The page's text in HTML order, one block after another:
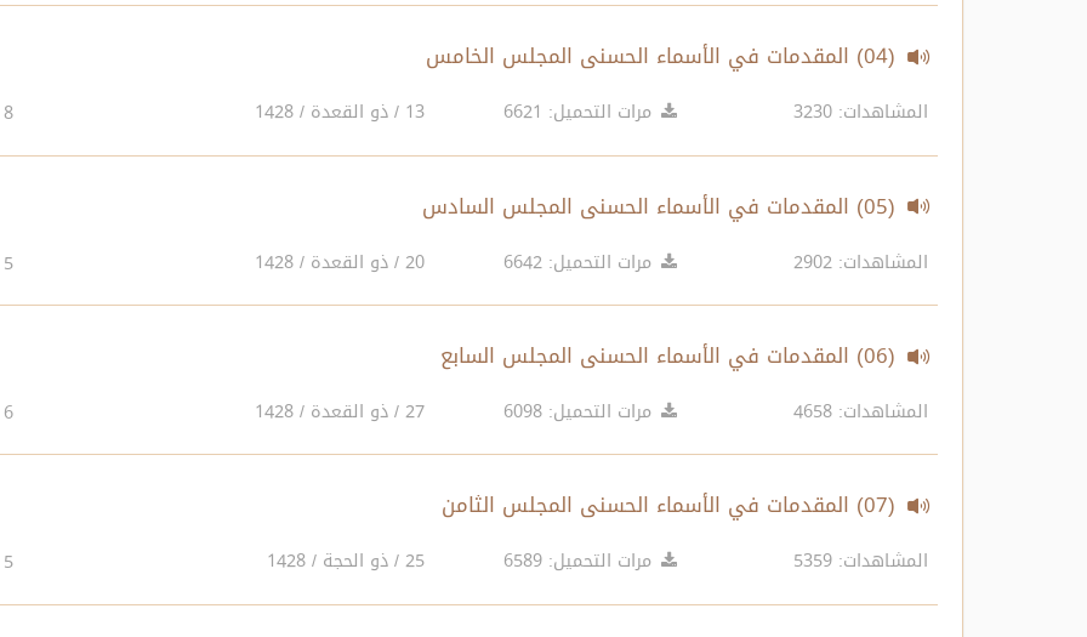
(04) المقدمات في الأسماء الحسنى المجلس الخامس
المشاهدات: 3230 مرات التحميل: 6621 13 / ذو القعدة / 1428 8
(05) المقدمات في الأسماء الحسنى المجلس السادس
المشاهدات: 2902 مرات التحميل: 6642 20 / ذو القعدة / 1428 5
(06) المقدمات في الأسماء الحسنى المجلس السابع
المشاهدات: 4658 مرات التحميل: 6098 27 / ذو القعدة / 1428 6
(07) المقدمات في الأسماء الحسنى المجلس الثامن
المشاهدات: 5359 مرات التحميل: 6589 25 / ذو الحجة / 1428 5